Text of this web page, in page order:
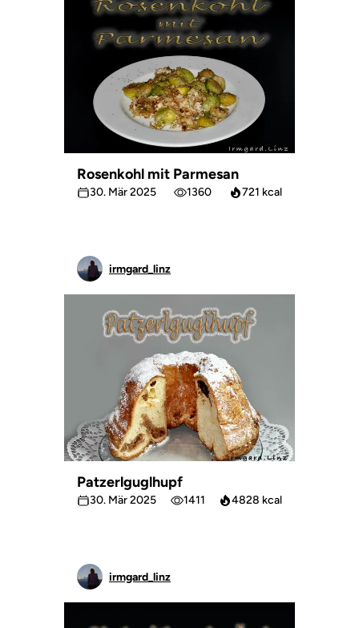
Rosenkohl mit Parmesan
30. Mär 2025 1360 721 kcal
irmgard_linz
Patzerlguglhupf
30. Mär 2025 1411 4828 kcal
irmgard_linz